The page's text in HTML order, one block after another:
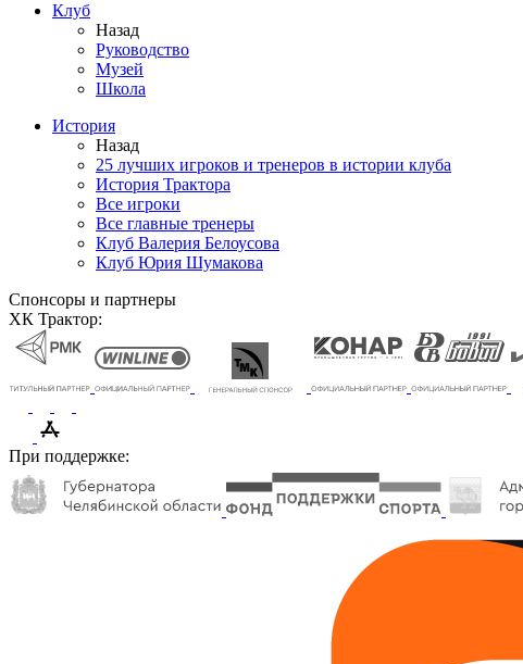
Клуб
Назад
Руководство
Музей
Школа
История
Назад
25 лучших игроков и тренеров в истории клуба
История Трактора
Все игроки
Все главные тренеры
Клуб Валерия Белоусова
Клуб Юрия Шумакова
Спонсоры и партнеры
ХК Трактор:
При поддержке: